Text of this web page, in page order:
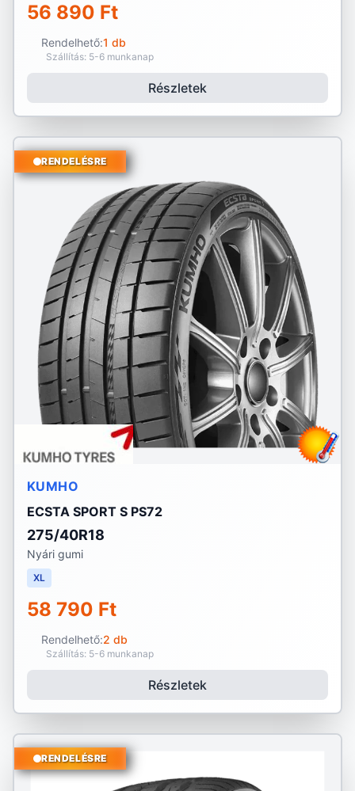
56 890 Ft
Rendelhető:1 db
Szállítás: 5-6 munkanap
Részletek
RENDELÉSRE
KUMHO
ECSTA SPORT S PS72
275/40R18
Nyári gumi
XL
58 790 Ft
Rendelhető:2 db
Szállítás: 5-6 munkanap
Részletek
RENDELÉSRE